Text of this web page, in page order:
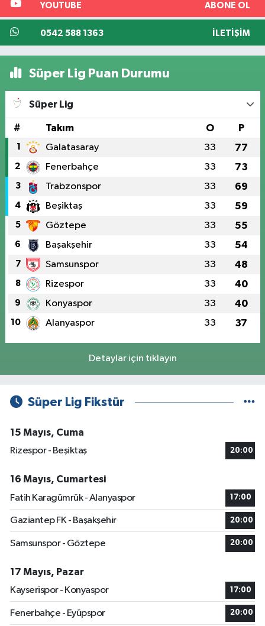
YOUTUBE ABONE OL
0542 588 1363 İLETIŞIM
Süper Lig Puan Durumu
Süper Lig
# Takım O P
1 Galatasaray 33 77
2 Fenerbahçe 33 73
3 Trabzonspor 33 69
4 Beşiktaş 33 59
5 Göztepe 33 55
6 Başakşehir 33 54
7 Samsunspor 33 48
8 Rizespor 33 40
9 Konyaspor 33 40
10 Alanyaspor 33 37
Detaylar için tıklayın
Süper Lig Fikstür
15 Mayıs, Cuma
Rizespor - Beşiktaş
20:00
16 Mayıs, Cumartesi
Fatih Karagümrük - Alanyaspor
17:00
Gaziantep FK - Başakşehir 20:00
Samsunspor - Göztepe 20:00
17 Mayıs, Pazar
Kayserispor - Konyaspor
17:00
Fenerbahçe - Eyüpspor 20:00